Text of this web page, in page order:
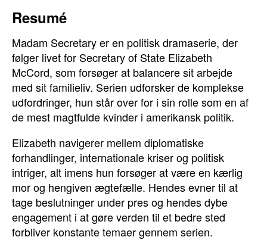
Resumé
Madam Secretary er en politisk dramaserie, der
følger livet for Secretary of State Elizabeth
McCord, som forsøger at balancere sit arbejde
med sit familieliv. Serien udforsker de komplekse
udfordringer, hun står over for i sin rolle som en af
de mest magtfulde kvinder i amerikansk politik.
Elizabeth navigerer mellem diplomatiske
forhandlinger, internationale kriser og politisk
intriger, alt imens hun forsøger at være en kærlig
mor og hengiven ægtefælle. Hendes evner til at
tage beslutninger under pres og hendes dybe
engagement i at gøre verden til et bedre sted
forbliver konstante temaer gennem serien.